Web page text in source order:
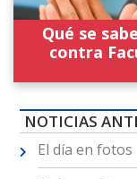
Qué se
contra
NOTICIAS
El día en fotos